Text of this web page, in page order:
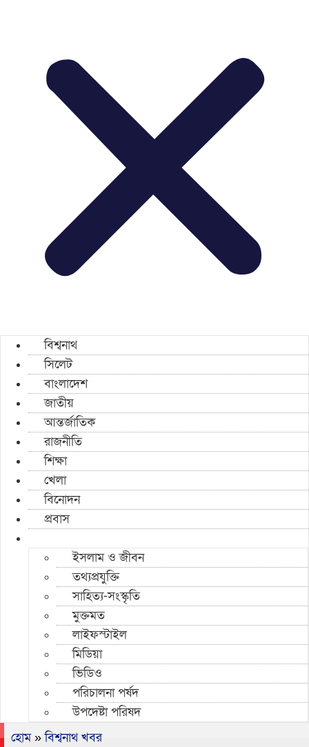
বিশ্বনাথ
সিলেট
বাংলাদেশ
জাতীয়
আন্তর্জাতিক
রাজনীতি
শিক্ষা
খেলা
বিনোদন
প্রবাস
ইসলাম ও জীবন
তথ্যপ্রযুক্তি
সাহিত্য-সংস্কৃতি
মুক্তমত
লাইফস্টাইল
মিডিয়া
ভিডিও
পরিচালনা পর্ষদ
উপদেষ্টা পরিষদ
হোম»বিশ্বনাথ খবর